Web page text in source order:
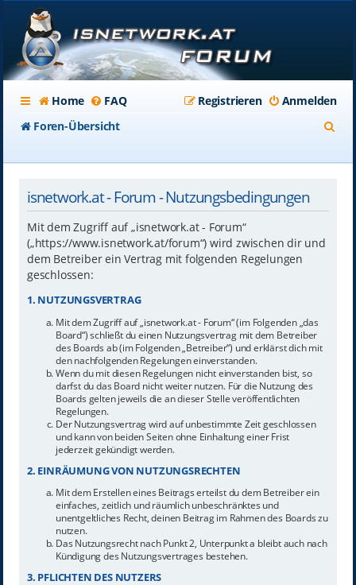
Home FAQ Anmelden
Registrieren
Foren-Übersicht
isnetwork.at - Forum - Nutzungsbedingungen
Mit dem Zugriff auf „isnetwork.at - Forum“
(„https://www.isnetwork.at/forum“) wird zwischen dir und
dem Betreiber ein Vertrag mit folgenden Regelungen
geschlossen:
1. NUTZUNGSVERTRAG
Mit dem Zugriff auf „isnetwork.at - Forum“ (im Folgenden „das
Board“) schließt du einen Nutzungsvertrag mit dem Betreiber
des Boards ab (im Folgenden „Betreiber“) und erklärst dich mit
den nachfolgenden Regelungen einverstanden.
Wenn du mit diesen Regelungen nicht einverstanden bist, so
darfst du das Board nicht weiter nutzen. Für die Nutzung des
Boards gelten jeweils die an dieser Stelle veröffentlichten
Regelungen.
Der Nutzungsvertrag wird auf unbestimmte Zeit geschlossen
und kann von beiden Seiten ohne Einhaltung einer Frist
jederzeit gekündigt werden.
2. EINRÄUMUNG VON NUTZUNGSRECHTEN
Mit dem Erstellen eines Beitrags erteilst du dem Betreiber ein
einfaches, zeitlich und räumlich unbeschränktes und
unentgeltliches Recht, deinen Beitrag im Rahmen des Boards zu
nutzen.
Das Nutzungsrecht nach Punkt 2, Unterpunkt a bleibt auch nach
Kündigung des Nutzungsvertrages bestehen.
3. PFLICHTEN DES NUTZERS